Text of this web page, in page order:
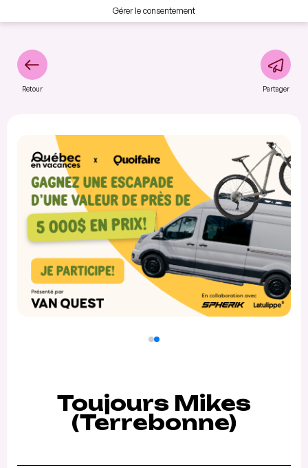
Gérer le consentement
Retour Partager
Toujours Mikes
(Terrebonne)